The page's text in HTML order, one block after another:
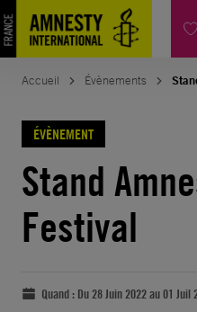
Accueil Évènements
ÉVÈNEMENT
Stand
Festival
Quand : Du 28 Juin 2022 au 01 Juil